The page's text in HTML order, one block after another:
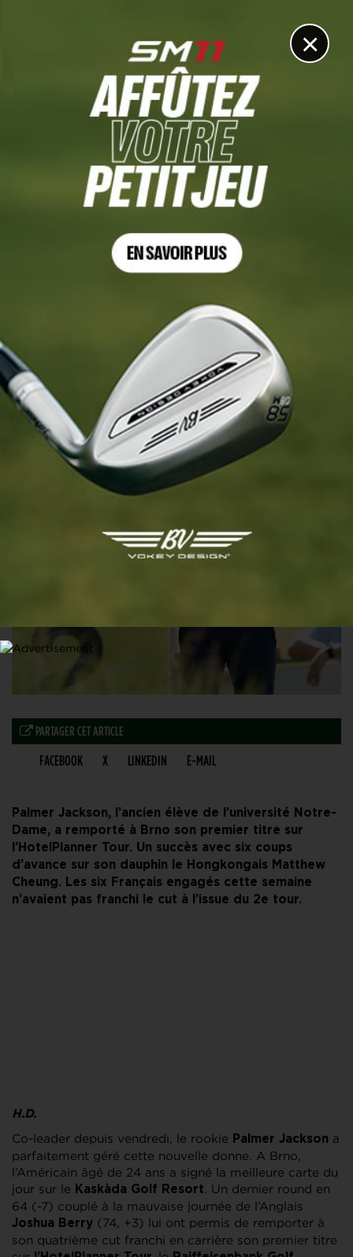
×
L’Américain Palmer Jackson s’impose haut la main en
15 JUIN 2025
PARTAGER CET ARTICLE
FACEBOOK X LINKEDIN E-MAIL
Palmer Jackson, l’ancien élève de l’université Notre-
Dame, a remporté à Brno son premier titre sur
l’HotelPlanner Tour. Un succès avec six coups
d’avance sur son dauphin le Hongkongais Matthew
Cheung. Les six Français engagés cette semaine
n’avaient pas franchi le cut à l’issue du 2e tour.
H.D.
Co-leader depuis vendredi, le rookie Palmer Jackson a
parfaitement géré cette nouvelle donne. A Brno,
l’Américain âgé de 24 ans a signé la meilleure carte du
jour sur le Kaskàda Golf Resort. Un dernier round en
64 (-7) couplé à la mauvaise journée de l’Anglais
Joshua Berry (74, +3) lui ont permis de remporter à
son quatrième cut franchi en carrière son premier titre